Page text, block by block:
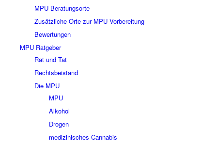
MPU Beratungsorte
Zusätzliche Orte zur MPU Vorbereitung
Bewertungen
MPU Ratgeber
Rat und Tat
Rechtsbeistand
Die MPU
MPU
Alkohol
Drogen
medizinisches Cannabis